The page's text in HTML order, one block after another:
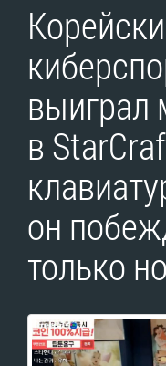
выиграл
в
он
только